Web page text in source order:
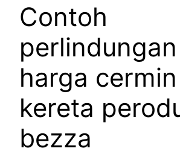
Contoh
harga cermin
kereta
bezza